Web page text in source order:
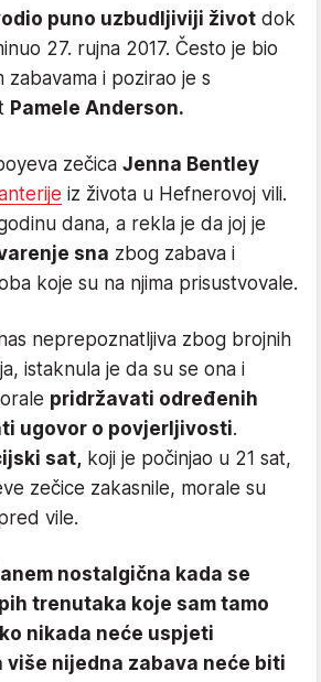
puno uzbudljiviji život dok
27. rujna 2017. Često je bio
zabavama i pozirao je s
Pamele Anderson.
zečica Jenna Bentley
iz života u Hefnerovoj vili.
dana, a rekla je da joj je
sna zbog zabava i
koje su na njima prisustvovale.
neprepoznatljiva zbog brojnih
istaknula je da su se ona i
pridržavati određenih
ugovor o povjerljivosti.
sat, koji je počinjao u 21 sat,
zečice zakasnile, morale su
vile.
nostalgična kada se
trenutaka koje sam tamo
nikada neće uspjeti
više nijedna zabava neće biti